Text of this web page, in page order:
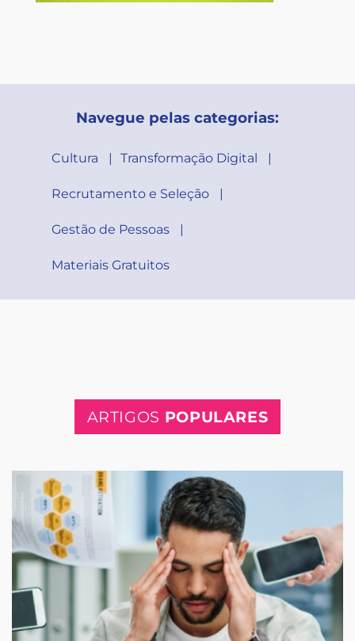
Navegue pelas categorias:
Cultura Transformação Digital
Recrutamento e Seleção
Gestão de Pessoas
Materiais Gratuitos
ARTIGOS POPULARES